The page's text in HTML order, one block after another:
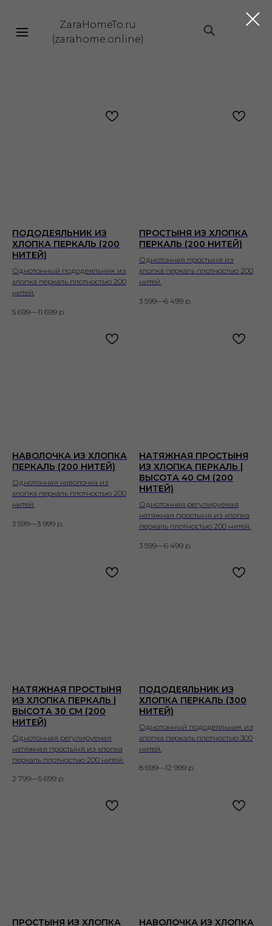
|||
ZaraHomeTo.ru
(zarahome.online)
ПОДОДЕЯЛЬНИК ИЗ
ХЛОПКА ПЕРКАЛЬ (200
НИТЕЙ)
Однотонный пододеяльник из
хлопка перкаль плотностью 200
нитей.
5 699—11 699 р.
ПРОСТЫНЯ ИЗ ХЛОПКА
ПЕРКАЛЬ (200 НИТЕЙ)
Однотонная простыня из
хлопка перкаль плотностью 200
нитей.
3 599—6 499 р.
НАВОЛОЧКА ИЗ ХЛОПКА
ПЕРКАЛЬ (200 НИТЕЙ)
Однотонная наволочка из
хлопка перкаль плотностью 200
нитей.
3 599—3 999 р.
НАТЯЖНАЯ ПРОСТЫНЯ
ИЗ ХЛОПКА ПЕРКАЛЬ |
ВЫСОТА 40 СМ (200
НИТЕЙ)
Однотонная регулируемая
натяжная простыня из хлопка
перкаль плотностью 200 нитей.
3 599—6 499 р.
НАТЯЖНАЯ ПРОСТЫНЯ
ИЗ ХЛОПКА ПЕРКАЛЬ |
ВЫСОТА 30 СМ (200
НИТЕЙ)
Однотонная регулируемая
натяжная простыня из хлопка
перкаль плотностью 200 нитей.
2 799—5 699 р.
ПОДОДЕЯЛЬНИК ИЗ
ХЛОПКА ПЕРКАЛЬ (300
НИТЕЙ)
Однотонный пододеяльник из
хлопка перкаль плотностью 300
нитей.
8 699—12 999 р.
ПРОСТЫНЯ ИЗ ХЛОПКА
НАВОЛОЧКА ИЗ ХЛОПКА